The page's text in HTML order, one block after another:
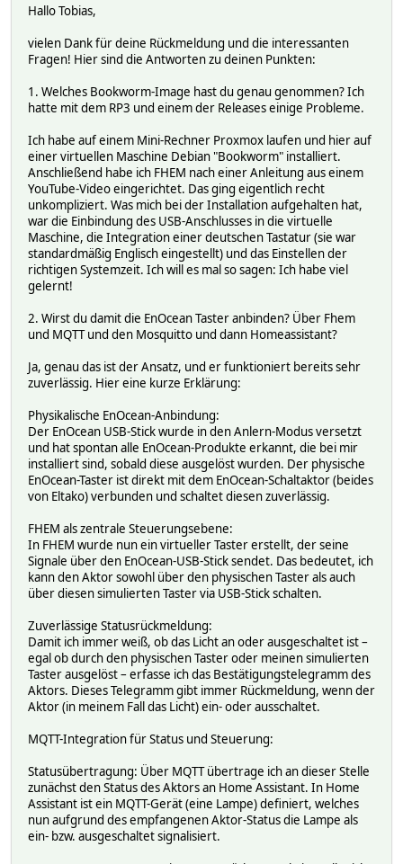
Hallo Tobias,
vielen Dank für deine Rückmeldung und die interessanten
Fragen! Hier sind die Antworten zu deinen Punkten:
1. Welches Bookworm-Image hast du genau genommen? Ich
hatte mit dem RP3 und einem der Releases einige Probleme.
Ich habe auf einem Mini-Rechner Proxmox laufen und hier auf
einer virtuellen Maschine Debian "Bookworm" installiert.
Anschließend habe ich FHEM nach einer Anleitung aus einem
YouTube-Video eingerichtet. Das ging eigentlich recht
unkompliziert. Was mich bei der Installation aufgehalten hat,
war die Einbindung des USB-Anschlusses in die virtuelle
Maschine, die Integration einer deutschen Tastatur (sie war
standardmäßig Englisch eingestellt) und das Einstellen der
richtigen Systemzeit. Ich will es mal so sagen: Ich habe viel
gelernt!
2. Wirst du damit die EnOcean Taster anbinden? Über Fhem
und MQTT und den Mosquitto und dann Homeassistant?
Ja, genau das ist der Ansatz, und er funktioniert bereits sehr
zuverlässig. Hier eine kurze Erklärung:
Physikalische EnOcean-Anbindung:
Der EnOcean USB-Stick wurde in den Anlern-Modus versetzt
und hat spontan alle EnOcean-Produkte erkannt, die bei mir
installiert sind, sobald diese ausgelöst wurden. Der physische
EnOcean-Taster ist direkt mit dem EnOcean-Schaltaktor (beides
von Eltako) verbunden und schaltet diesen zuverlässig.
FHEM als zentrale Steuerungsebene:
In FHEM wurde nun ein virtueller Taster erstellt, der seine
Signale über den EnOcean-USB-Stick sendet. Das bedeutet, ich
kann den Aktor sowohl über den physischen Taster als auch
über diesen simulierten Taster via USB-Stick schalten.
Zuverlässige Statusrückmeldung:
Damit ich immer weiß, ob das Licht an oder ausgeschaltet ist –
egal ob durch den physischen Taster oder meinen simulierten
Taster ausgelöst – erfasse ich das Bestätigungstelegramm des
Aktors. Dieses Telegramm gibt immer Rückmeldung, wenn der
Aktor (in meinem Fall das Licht) ein- oder ausschaltet.
MQTT-Integration für Status und Steuerung:
Statusübertragung: Über MQTT übertrage ich an dieser Stelle
zunächst den Status des Aktors an Home Assistant. In Home
Assistant ist ein MQTT-Gerät (eine Lampe) definiert, welches
nun aufgrund des empfangenen Aktor-Status die Lampe als
ein- bzw. ausgeschaltet signalisiert.